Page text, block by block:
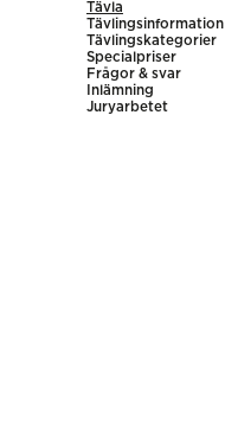
Tävla
Tävlingsinformation
Tävlingskategorier
Specialpriser
Frågor & svar
Inlämning
Juryarbetet